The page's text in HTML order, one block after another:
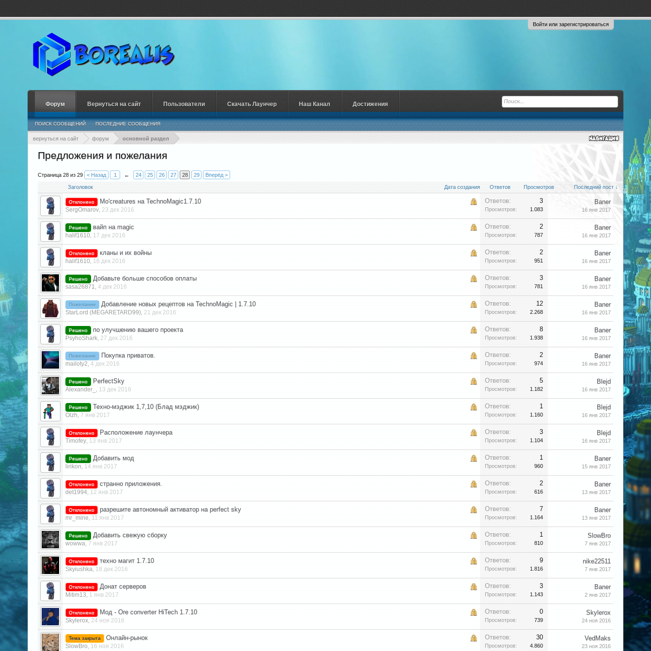
Войти или зарегистрироваться
вернуться на сайт форум основной раздел
Предложения и пожелания
Страница 28 из 29 < Назад 1 ← 24 25 26 27 28 29 Вперёд >
Заголовок Дата создания Ответов Просмотров Последний пост ↓
Отклонено Mo'creatures на TechnoMagic1.7.10
SergOmarov 23 дек 2016
Ответов: 3
Просмотров: 1.083
Baner
16 янв 2017
Решено вайп на magic
halif1610 17 дек 2016
Ответов: 2
Просмотров: 787
Baner
16 янв 2017
Отклонено кланы и их войны
halif1610 16 дек 2016
Ответов: 2
Просмотров: 951
Baner
16 янв 2017
Решено Добавьте больше способов оплаты
sasa26871 4 дек 2016
Ответов: 3
Просмотров: 781
Baner
16 янв 2017
Пожелание Добавление новых рецептов на TechnoMagic | 1.7.10
StarLord (MEGARETARD99) 21 дек 2016
Ответов: 12
Просмотров: 2.268
Baner
16 янв 2017
Решено по улучшению вашего проекта
PsyhoShark 27 дек 2016
Ответов: 8
Просмотров: 1.938
Baner
16 янв 2017
Пожелание Покупка приватов.
mailoty2 4 дек 2016
Ответов: 2
Просмотров: 974
Baner
16 янв 2017
Решено PerfectSky
Alexander_ 13 дек 2016
Ответов: 5
Просмотров: 1.182
Blejd
16 янв 2017
Решено Техно-мэджик 1,7,10 (Блад мэджик)
Olzh 7 янв 2017
Ответов: 1
Просмотров: 1.160
Blejd
16 янв 2017
Отклонено Расположение лаунчера
Timofey 13 янв 2017
Ответов: 3
Просмотров: 1.104
Blejd
16 янв 2017
Решено Добавить мод
lirikon 14 янв 2017
Ответов: 1
Просмотров: 960
Baner
15 янв 2017
Отклонено странно приложения.
det1994 12 янв 2017
Ответов: 2
Просмотров: 616
Baner
13 янв 2017
Отклонено разрешите автономный активатор на perfect sky
mr_mine 11 янв 2017
Ответов: 7
Просмотров: 1.164
Baner
13 янв 2017
Решено Добавить свежую сборку
wowwa 7 янв 2017
Ответов: 1
Просмотров: 810
SlowBro
7 янв 2017
Отклонено техно магит 1.7.10
Skyiushka 18 дек 2016
Ответов: 9
Просмотров: 1.816
nike22511
7 янв 2017
Отклонено Донат серверов
Mitim13 1 янв 2017
Ответов: 3
Просмотров: 1.143
Baner
2 янв 2017
Отклонено Мод - Ore converter HiTech 1.7.10
Skylerox 24 ноя 2016
Ответов: 0
Просмотров: 739
Skylerox
24 ноя 2016
Тема закрыта Онлайн-рынок
SlowBro 16 ноя 2016
Ответов: 30
Просмотров: 4.860
VedMaks
23 ноя 2016
Форум
ПОИСК СООБЩЕНИЙ ПОСЛЕДНИЕ СООБЩЕНИЯ
Вернуться на сайт Пользователи Скачать Лаунчер Наш Канал Достижения